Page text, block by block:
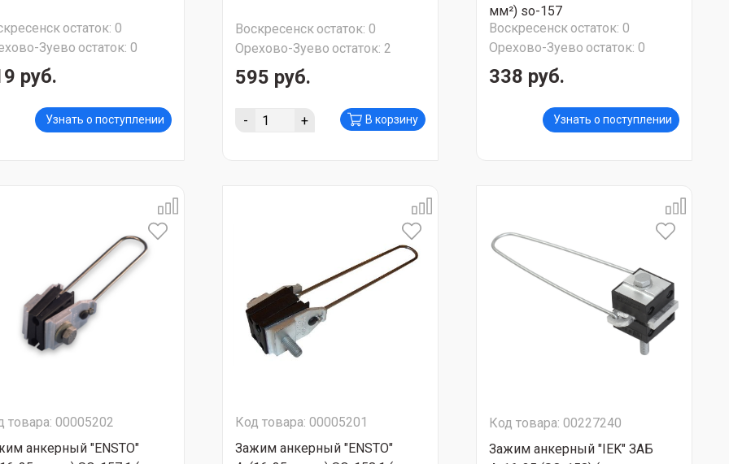
остаток: 0
Зуево остаток: 0
руб.
Узнать о поступлении
Воскресенскостаток: 0
Орехово-Зуево остаток: 2
595 руб.
- + В корзину
мм²) so-157
Воскресенскостаток: 0
Орехово-Зуево остаток: 0
338 руб.
Узнать о поступлении
товара: 00005202
анкерный "ENSTO"
Код товара: 00005201
Зажим анкерный "ENSTO"
Код товара: 00227240
Зажим анкерный "IEK" ЗАБ